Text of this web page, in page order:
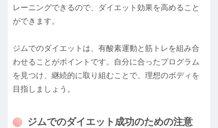
レーニングできるので、ダイエット効果を高めること
ができます。
ジムでのダイエットは、有酸素運動と筋トレを組み合
わせることがポイントです。自分に合ったプログラム
を見つけ、継続的に取り組むことで、理想のボディを
目指しましょう。
ジムでのダイエット成功のための注意